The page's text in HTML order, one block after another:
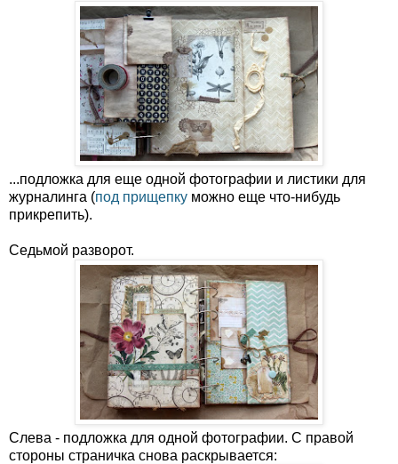
...подложка для еще одной фотографии и листики для
журналинга (под прищепку можно еще что-нибудь
прикрепить).
Седьмой разворот.
Слева - подложка для одной фотографии. С правой
стороны страничка снова раскрывается: